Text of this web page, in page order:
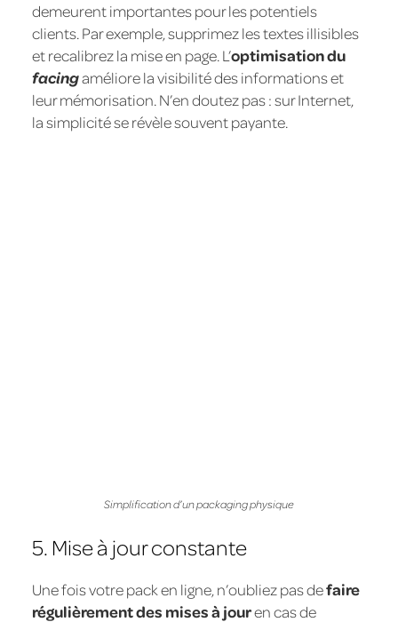
demeurent importantes pour les potentiels
clients. Par exemple, supprimez les textes illisibles
et recalibrez la mise en page. L’optimisation du
facingaméliore la visibilité des informations et
leur mémorisation. N’en doutez pas : sur Internet,
la simplicité se révèle souvent payante.
Simplification d’un packaging physique
5. Mise à jour constante
Une fois votre pack en ligne, n’oubliez pas defaire
régulièrement des mises à jouren cas de